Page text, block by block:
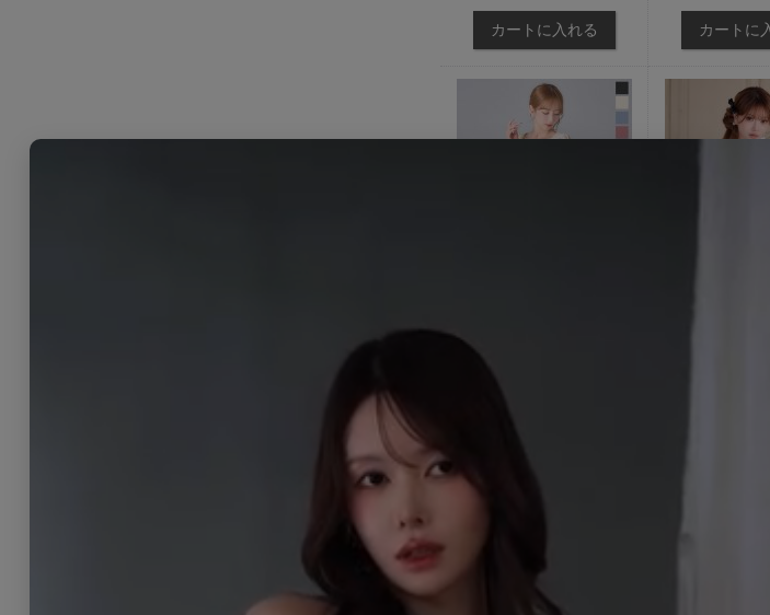
8422SBdzkgIA-250606-1
11,880円